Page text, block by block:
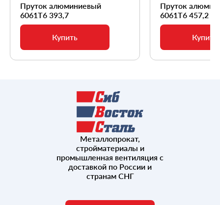
Пруток алюминиевый
6061Т6 393,7
Купить
Пруток
6061Т6 457,2
Купить
Металлопрокат,
стройматериалы и
промышленная вентиляция с
доставкой по России и
странам СНГ